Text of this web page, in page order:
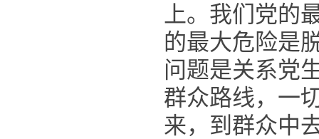
上。我们党的
的最大危险是
问题是关系党
群众路线，一
来，到群众中